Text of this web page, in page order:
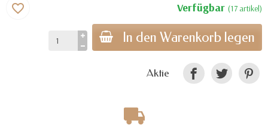
Verfügbar (17 artikel)
In den Warenkorb legen
favorite_border
Aktie